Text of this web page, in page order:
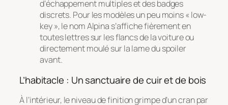
d’échappement multiples et des badges
discrets. Pour les modèles un peu moins « low-
key », le nom Alpina s’affiche fièrement en
toutes lettres sur les flancs de la voiture ou
directement moulé sur la lame du spoiler
avant.
L’habitacle : Un sanctuaire de cuir et de bois
À l’intérieur, le niveau de finition grimpe d’un cran par